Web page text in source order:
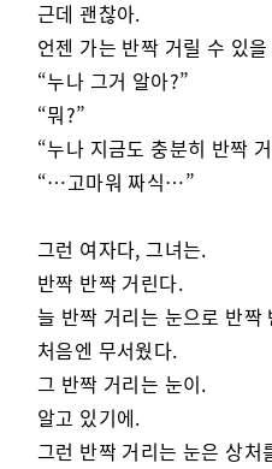
근데 괜찮아.
언젠 가는 반짝 거릴 수 있
“누나 그거 알아?”
“뭐?”
“누나 지금도 충분히 반짝
“…고마워 짜식…”
그런 여자다, 그녀는.
반짝 반짝 거린다.
늘 반짝 거리는 눈으로 반짝
처음엔 무서웠다.
그 반짝 거리는 눈이.
알고 있기에.
그런 반짝 거리는 눈은 상처